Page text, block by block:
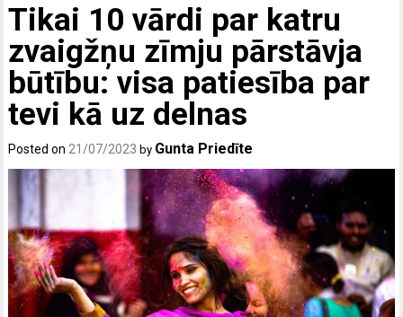
Tikai 10 vārdi par katru
zvaigžņu zīmju pārstāvja
būtību: visa patiesība par
tevi kā uz delnas
Posted on 21/07/2023 by Gunta Priedīte